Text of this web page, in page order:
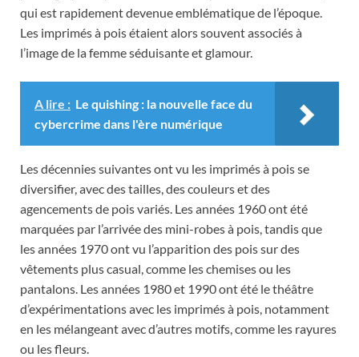
qui est rapidement devenue emblématique de l’époque.
Les imprimés à pois étaient alors souvent associés à
l’image de la femme séduisante et glamour.
A lire : Le quishing : la nouvelle face du
cybercrime dans l'ère numérique
Les décennies suivantes ont vu les imprimés à pois se
diversifier, avec des tailles, des couleurs et des
agencements de pois variés. Les années 1960 ont été
marquées par l’arrivée des mini-robes à pois, tandis que
les années 1970 ont vu l’apparition des pois sur des
vêtements plus casual, comme les chemises ou les
pantalons. Les années 1980 et 1990 ont été le théâtre
d’expérimentations avec les imprimés à pois, notamment
en les mélangeant avec d’autres motifs, comme les rayures
ou les fleurs.